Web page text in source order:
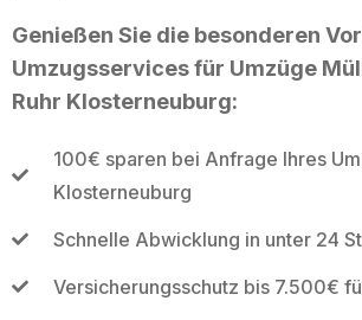
Genießen Sie die besonderen
Umzugsservices für Umzüge
Ruhr Klosterneuburg:
100€ sparen bei Anfrage Ihres
Klosterneuburg
Schnelle Abwicklung in unter 24
Versicherungsschutz bis 7.500€